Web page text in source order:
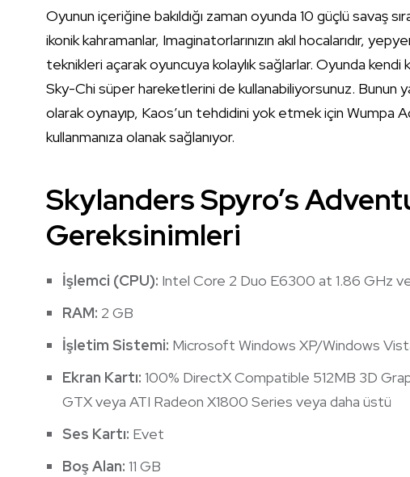
Oyunun içeriğine bakıldığı zaman oyunda 10 güçlü savaş
ikonik kahramanlar, Imaginatorlarınızın akıl hocalarıdır,
teknikleri açarak oyuncuya kolaylık sağlarlar. Oyunda
Sky-Chi süper hareketlerini de kullanabiliyorsunuz. Bunun
olarak oynayıp, Kaos’un tehdidini yok etmek için Wumpa
kullanmanıza olanak sağlanıyor.
Skylanders Spyro’s
Gereksinimleri
İşlemci (CPU): Intel Core 2 Duo E6300 at 1.86 GHz
RAM: 2 GB
İşletim Sistemi: Microsoft Windows XP/Windows
Ekran Kartı: 100% DirectX Compatible 512MB 3D
GTX veya ATI Radeon X1800 Series veya daha üstü
Ses Kartı: Evet
Boş Alan: 11 GB